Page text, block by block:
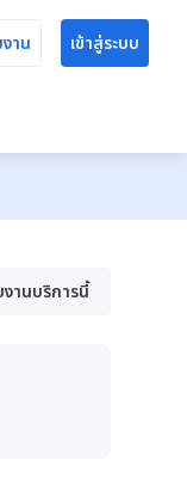
าน เข้าสู่ระบบ
งานบริการนี้